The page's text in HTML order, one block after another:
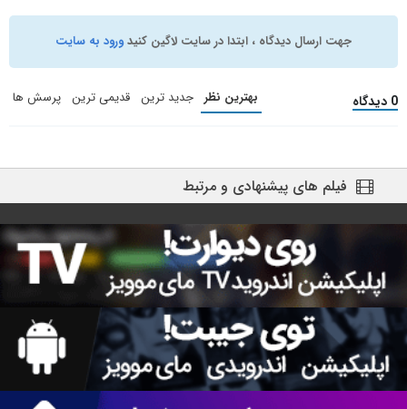
جهت ارسال دیدگاه ، ابتدا در سایت لاگین کنیدورود به سایت
0 دیدگاه بهترین نظر جدید ترین قدیمی ترین پرسش ها
فیلم های پیشنهادی و مرتبط